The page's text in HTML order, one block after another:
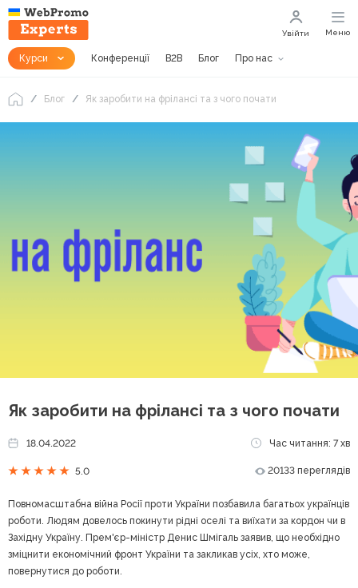
Курси Конференції B2B Блог Про нас
Увійти Меню
Блог Як заробити на фрілансі та з чого почати
Як заробити на фрілансі та з чого почати
18.04.2022 Час читання: 7 хв
5.0 20133 переглядів
Повномасштабна війна Росії проти України позбавила багатьох українців
роботи. Людям довелось покинути рідні оселі та виїхати за кордон чи в
Західну Україну. Прем'єр-міністр Денис Шмігаль заявив, що необхідно
зміцнити економічний фронт України та закликав усіх, хто може,
повернутися до роботи.